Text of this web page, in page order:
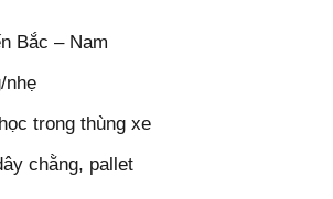
Bắc – Nam
nhẹ
trong thùng xe
chằng, pallet